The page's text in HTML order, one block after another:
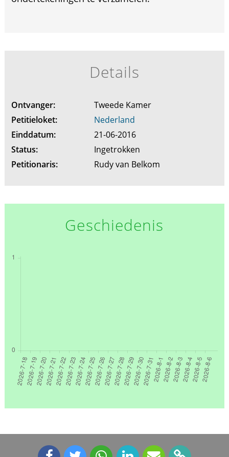
Details
Ontvanger:
Tweede Kamer
Petitieloket:
Nederland
Einddatum:
21-06-2016
Status:
Ingetrokken
Petitionaris:
Rudy van Belkom
Geschiedenis